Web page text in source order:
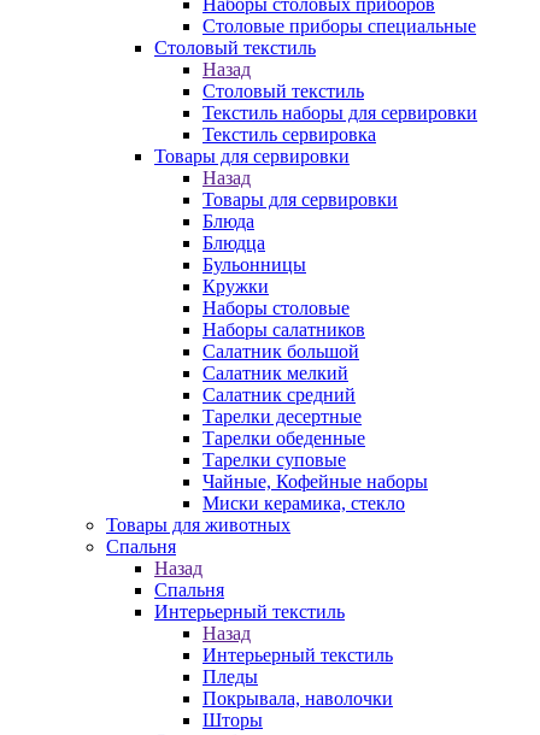
Столовые приборы специальные
Столовый текстиль
Назад
Столовый текстиль
Текстиль наборы для сервировки
Текстиль сервировка
Товары для сервировки
Назад
Товары для сервировки
Блюда
Блюдца
Бульонницы
Кружки
Наборы столовые
Наборы салатников
Салатник большой
Салатник мелкий
Салатник средний
Тарелки десертные
Тарелки обеденные
Тарелки суповые
Чайные, Кофейные наборы
Миски керамика, стекло
Товары для животных
Спальня
Назад
Спальня
Интерьерный текстиль
Назад
Интерьерный текстиль
Пледы
Покрывала, наволочки
Шторы